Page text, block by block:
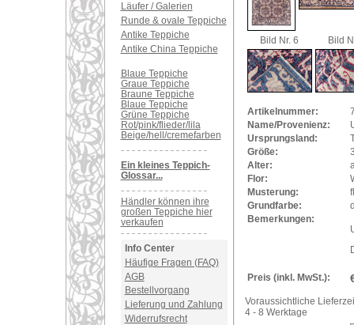
Läufer / Galerien
Runde & ovale Teppiche
Antike Teppiche
Antike China Teppiche
Blaue Teppiche
Graue Teppiche
Braune Teppiche
Blaue Teppiche
Grüne Teppiche
Rot/pink/flieder/lila
Beige/hell/cremefarben
Ein kleines Teppich-
Glossar...
Händler können ihre
großen Teppiche hier
verkaufen
Info Center
Häufige Fragen (FAQ)
AGB
Bestellvorgang
Lieferung und Zahlung
Widerrufsrecht
Bild Nr. 6 Bild
Artikelnummer:
Name/Provenienz:
Ursprungsland:
Größe:
Alter:
Flor:
Musterung:
Grundfarbe:
Bemerkungen:
Preis (inkl. MwSt.):
Voraussichtliche
4 - 8 Werktage